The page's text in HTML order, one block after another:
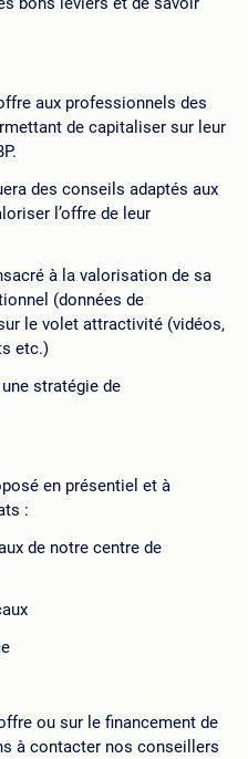
aux professionnels des
de capitaliser sur leur
des conseils adaptés aux
l’offre de leur
à la valorisation de sa
(données de
le volet attractivité (vidéos,
etc.)
stratégie de
en présentiel et à
:
de notre centre de
ou sur le financement de
à contacter nos conseillers